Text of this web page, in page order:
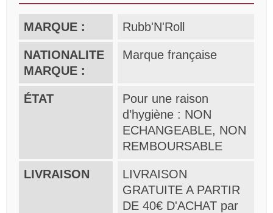
MARQUE : Rubb'N'Roll
NATIONALITE
MARQUE :
Marque française
ÉTAT
Pour une raison
d’hygiène : NON
ECHANGEABLE, NON
REMBOURSABLE
LIVRAISON
LIVRAISON
GRATUITE A PARTIR
DE 40€ D'ACHAT par